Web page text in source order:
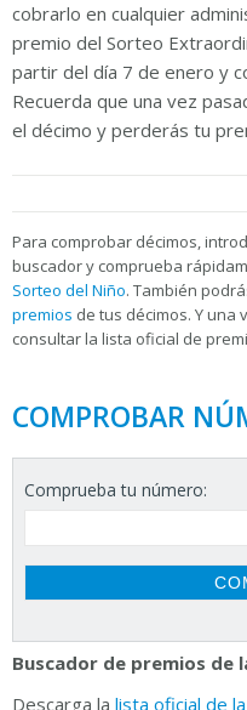
cobrarlo en cualquier
premio del Sorteo
partir del día 7 de enero y
Recuerda que una vez
el décimo y perderás tu
Para comprobar décimos,
buscador y comprueba
Sorteo del Niño. También
premios de tus décimos. Y una
consultar la lista oficial de
COMPROBAR
Comprueba tu número:
Buscador de premios de
Descarga la lista oficial de